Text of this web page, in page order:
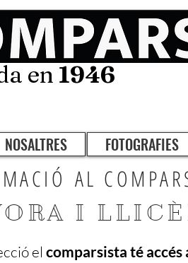
en 1946
NOSALTRES FOTOGRAFIES
AL
I
el comparsista té